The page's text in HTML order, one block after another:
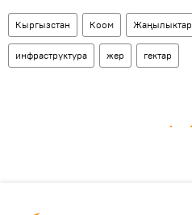
Кыргызстан Коом Жаңылыктар
инфраструктура жер гектар